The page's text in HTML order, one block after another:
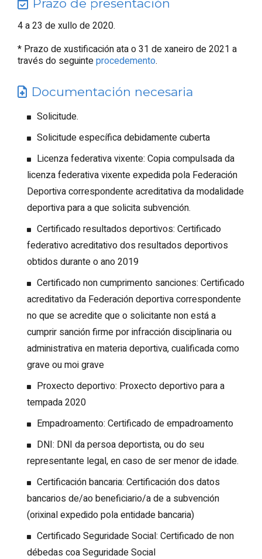
Prazo de presentación
4 a 23 de xullo de 2020.
* Prazo de xustificación ata o 31 de xaneiro de 2021 a
través do seguinteprocedemento.
Documentación necesaria
Solicitude.
Solicitude específica debidamente cuberta
Licenza federativa vixente: Copia compulsada da
licenza federativa vixente expedida pola Federación
Deportiva correspondente acreditativa da modalidade
deportiva para a que solicita subvención.
Certificado resultados deportivos: Certificado
federativo acreditativo dos resultados deportivos
obtidos durante o ano 2019
Certificado non cumprimento sanciones: Certificado
acreditativo da Federación deportiva correspondente
no que se acredite que o solicitante non está a
cumprir sanción firme por infracción disciplinaria ou
administrativa en materia deportiva, cualificada como
grave ou moi grave
Proxecto deportivo: Proxecto deportivo para a
tempada 2020
Empadroamento: Certificado de empadroamento
DNI: DNI da persoa deportista, ou do seu
representante legal, en caso de ser menor de idade.
Certificación bancaria: Certificación dos datos
bancarios de/ao beneficiario/a de a subvención
(orixinal expedido pola entidade bancaria)
Certificado Seguridade Social: Certificado de non
débedas coa Seguridade Social